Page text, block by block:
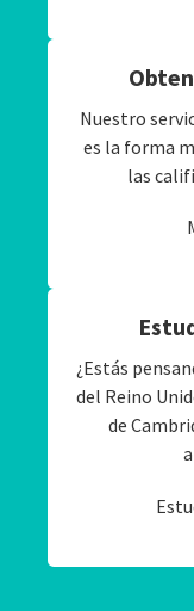
Nuestro
es la forma
las
¿Estás
del Reino
de